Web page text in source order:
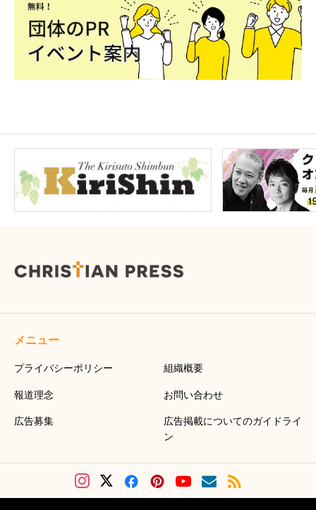
メニュー
プライバシーポリシー 組織概要
報道理念 お問い合わせ
広告募集
広告掲載についてのガイドライ
ン